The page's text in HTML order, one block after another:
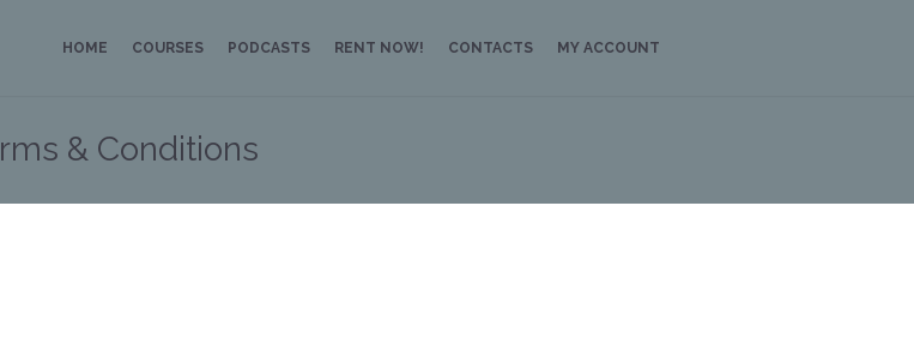
HOME COURSES PODCASTS RENT NOW! CONTACTS MY ACCOUNT
& Conditions